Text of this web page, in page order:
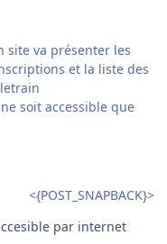
site va présenter les
et la liste des
soit accessible que
<{POST_SNAPBACK}>
par internet